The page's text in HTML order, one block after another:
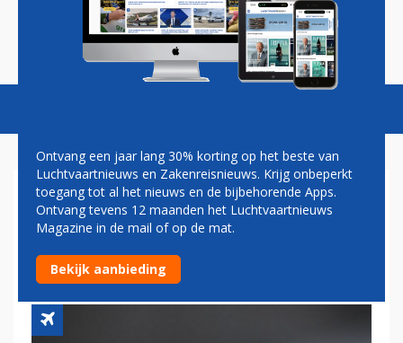
Magazine Podcasts Vacatures
FLYING BLUE VIERT 20STE
VERJAARDAG MET UITDELEN
VAN EXTRA MILES
Ontvang een jaar lang 30% korting op het beste van
Luchtvaartnieuws en Zakenreisnieuws. Krijg onbeperkt
toegang tot al het nieuws en de bijbehorende Apps.
Ontvang tevens 12 maanden het Luchtvaartnieuws
Magazine in de mail of op de mat.
Bekijk aanbieding